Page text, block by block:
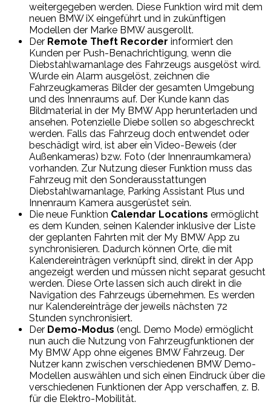
weitergegeben werden. Diese Funktion wird mit dem
neuen BMW iX eingeführt und in zukünftigen
Modellen der Marke BMW ausgerollt.
Der Remote Theft Recorder informiert den
Kunden per Push-Benachrichtigung, wenn die
Diebstahlwarnanlage des Fahrzeugs ausgelöst wird.
Wurde ein Alarm ausgelöst, zeichnen die
Fahrzeugkameras Bilder der gesamten Umgebung
und des Innenraums auf. Der Kunde kann das
Bildmaterial in der My BMW App herunterladen und
ansehen. Potenzielle Diebe sollen so abgeschreckt
werden. Falls das Fahrzeug doch entwendet oder
beschädigt wird, ist aber ein Video-Beweis (der
Außenkameras) bzw. Foto (der Innenraumkamera)
vorhanden. Zur Nutzung dieser Funktion muss das
Fahrzeug mit den Sonderausstattungen
Diebstahlwarnanlage, Parking Assistant Plus und
Innenraum Kamera ausgerüstet sein.
Die neue Funktion Calendar Locations ermöglicht
es dem Kunden, seinen Kalender inklusive der Liste
der geplanten Fahrten mit der My BMW App zu
synchronisieren. Dadurch können Orte, die mit
Kalendereinträgen verknüpft sind, direkt in der App
angezeigt werden und müssen nicht separat gesucht
werden. Diese Orte lassen sich auch direkt in die
Navigation des Fahrzeugs übernehmen. Es werden
nur Kalendereinträge der jeweils nächsten 72
Stunden synchronisiert.
Der Demo-Modus (engl. Demo Mode) ermöglicht
nun auch die Nutzung von Fahrzeugfunktionen der
My BMW App ohne eigenes BMW Fahrzeug. Der
Nutzer kann zwischen verschiedenen BMW Demo-
Modellen auswählen und sich einen Eindruck über die
verschiedenen Funktionen der App verschaffen, z. B.
für die Elektro-Mobilität.